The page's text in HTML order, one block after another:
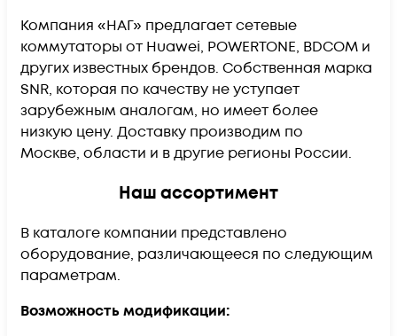
Компания «НАГ» предлагает сетевые
коммутаторы от Huawei, POWERTONE, BDCOM и
других известных брендов. Собственная марка
SNR, которая по качеству не уступает
зарубежным аналогам, но имеет более
низкую цену. Доставку производим по
Москве, области и в другие регионы России.
Наш ассортимент
В каталоге компании представлено
оборудование, различающееся по следующим
параметрам.
Возможность модификации: